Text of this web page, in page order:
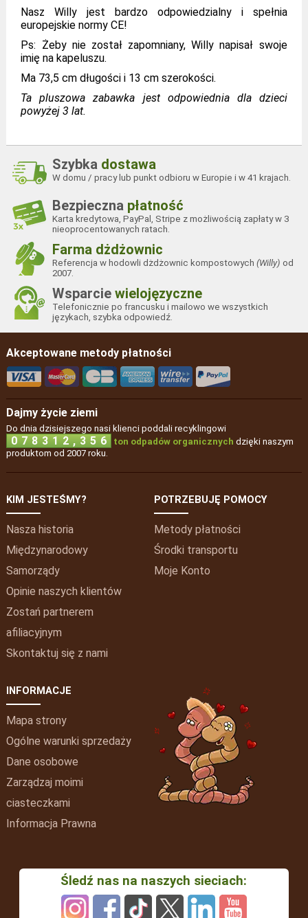
Nasz Willy jest bardzo odpowiedzialny i spełnia
europejskie normy CE!
Ps: Żeby nie został zapomniany, Willy napisał swoje
imię na kapeluszu.
Ma 73,5 cm długości i 13 cm szerokości.
Ta pluszowa zabawka jest odpowiednia dla dzieci
powyżej 3 lat.
Referencja
PEL/WILLY
(całkowite)
Wysokość 13 cm
Waga
135 gramy
Szybka dostawa
W domu / pracy lub punkt odbioru w Europie i w 41 krajach.
Bezpieczna płatność
Karta kredytowa, PayPal, Stripe z możliwością zapłaty w 3
nieoprocentowanych ratach.
Farma dżdżownic
Referencja w hodowli dżdżownic kompostowych(Willy) od
2007.
Wsparciewielojęzyczne
Telefonicznie po francusku i mailowo we wszystkich
językach, szybka odpowiedź.
Akceptowane metody płatności
Dajmy życie ziemi
Do dnia dzisiejszego nasi klienci poddali recyklingowi
0 7 8 3 1 2 , 3 5 6 ton odpadów organicznych dzięki naszym
produktom od 2007 roku.
KIM JESTEŚMY?
Nasza historia
Międzynarodowy
Samorządy
Opinie naszych klientów
Zostań partnerem
afiliacyjnym
Skontaktuj się z nami
POTRZEBUJĘ POMOCY
Metody płatności
Środki transportu
Moje Konto
INFORMACJE
Mapa strony
Ogólne warunki sprzedaży
Dane osobowe
Zarządzaj moimi
ciasteczkami
Informacja Prawna
Śledź nas na naszych sieciach: